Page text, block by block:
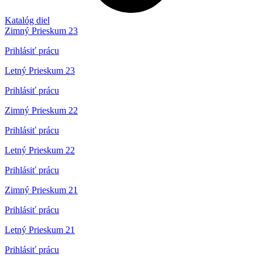
Katalóg diel
Zimný Prieskum 23
Prihlásiť prácu
Letný Prieskum 23
Prihlásiť prácu
Zimný Prieskum 22
Prihlásiť prácu
Letný Prieskum 22
Prihlásiť prácu
Zimný Prieskum 21
Prihlásiť prácu
Letný Prieskum 21
Prihlásiť prácu